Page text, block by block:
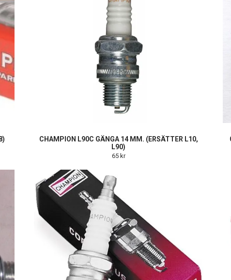
CHAMPION L90C GÄNGA 14 MM. (ERSÄTTER L10,
L90)
65 kr